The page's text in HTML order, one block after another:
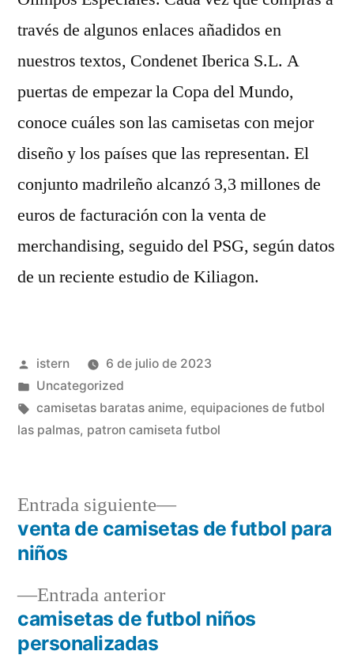
través de algunos enlaces añadidos en
nuestros textos, Condenet Iberica S.L. A
puertas de empezar la Copa del Mundo,
conoce cuáles son las camisetas con mejor
diseño y los países que las representan. El
conjunto madrileño alcanzó 3,3 millones de
euros de facturación con la venta de
merchandising, seguido del PSG, según datos
de un reciente estudio de Kiliagon.
Publicado
por
istern
6 de julio de 2023
Publicado
en
Uncategorized
Etiquetas:
camisetas baratas anime, equipaciones de futbol
las palmas, patron camiseta futbol
Navegación
entradas
Entrada anteriorEntrada
anterior:
camisetas de futbol niños
personalizadas
Entrada siguiente
Entrada
siguiente:
venta de camisetas de futbol para
niños